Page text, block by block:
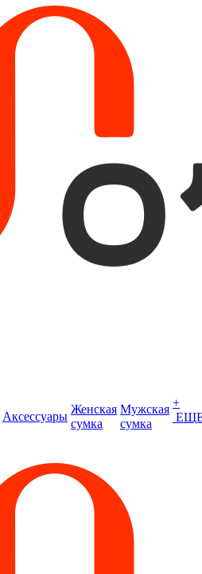
Аксессуары
Женская
сумка
Мужская
сумка
+